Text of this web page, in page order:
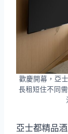
歡慶開幕，亞
長租短住不同
亞士都精品